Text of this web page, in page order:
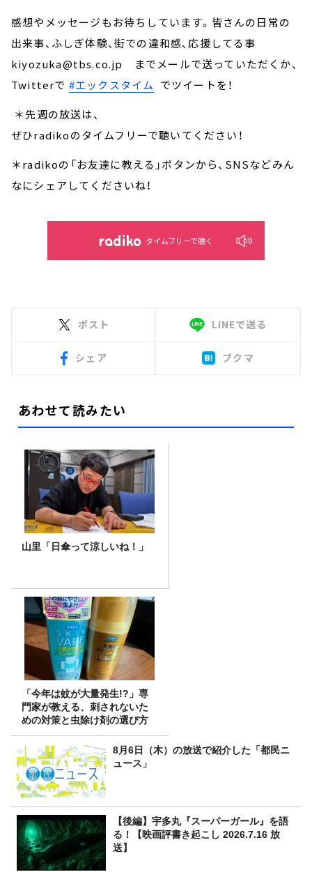
感想やメッセージもお待ちしています。皆さんの日常の
出来事、ふしぎ体験、街での違和感、応援してる事
kiyozuka@tbs.co.jp までメールで送っていただくか、
Twitterで #エックスタイム でツイートを！
＊先週の放送は、
ぜひradikoのタイムフリーで聴いてください！
＊radikoの「お友達に教える」ボタンから、SNSなどみん
なにシェアしてくださいね！
タイムフリーで聴く
ポスト LINEで送る
シェア ブクマ
あわせて読みたい
山里「日傘って涼しいね！」
「今年は蚊が大量発生!?」専
門家が教える、刺されないた
めの対策と虫除け剤の選び方
8月6日（木）の放送で紹介した「都民ニ
ュース」
【後編】宇多丸『スーパーガール』を語
る！【映画評書き起こし 2026.7.16 放
送】